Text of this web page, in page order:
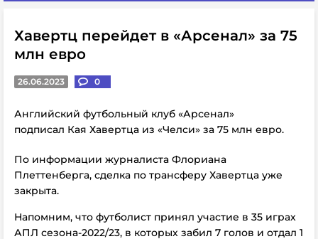
Хавертц перейдет в «Арсенал» за 75
млн евро
26.06.2023 0
Английский футбольный клуб «Арсенал»
подписал Кая Хавертца из «Челси» за 75 млн евро.
По информации журналиста Флориана
Плеттенберга, сделка по трансферу Хавертца уже
закрыта.
Напомним, что футболист принял участие в 35 играх
АПЛ сезона-2022/23, в которых забил 7 голов и отдал 1